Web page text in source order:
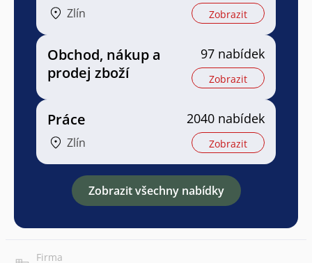
Zlín Zobrazit
Obchod, nákup a
prodej zboží
97 nabídek
Zobrazit
Práce
Zlín
2040 nabídek
Zobrazit
Zobrazit všechny nabídky
Firma